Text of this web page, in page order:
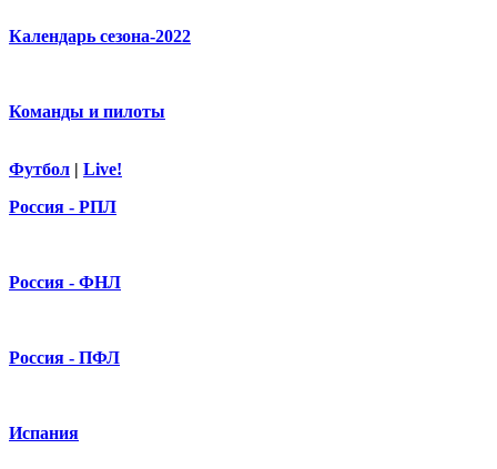
Календарь сезона-2022
Команды и пилоты
Футбол | Live!
Россия - РПЛ
Россия - ФНЛ
Россия - ПФЛ
Испания